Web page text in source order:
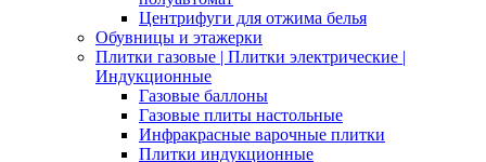
Центрифуги для отжима белья
Обувницы и этажерки
Плитки газовые | Плитки электрические |
Индукционные
Газовые баллоны
Газовые плиты настольные
Инфракрасные варочные плитки
Плитки индукционные